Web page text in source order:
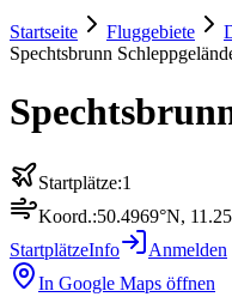
Startseite Fluggebiete
Spechtsbrunn
Startplätze:1
Koord.:50.4969°N,
StartplätzeInfo
Anmelden
In Google Maps öffnen